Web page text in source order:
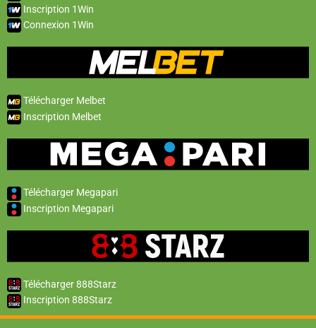
Inscription 1Win
Connexion 1Win
Télécharger Melbet
Inscription Melbet
Télécharger Megapari
Inscription Megapari
Télécharger 888Starz
Inscription 888Starz